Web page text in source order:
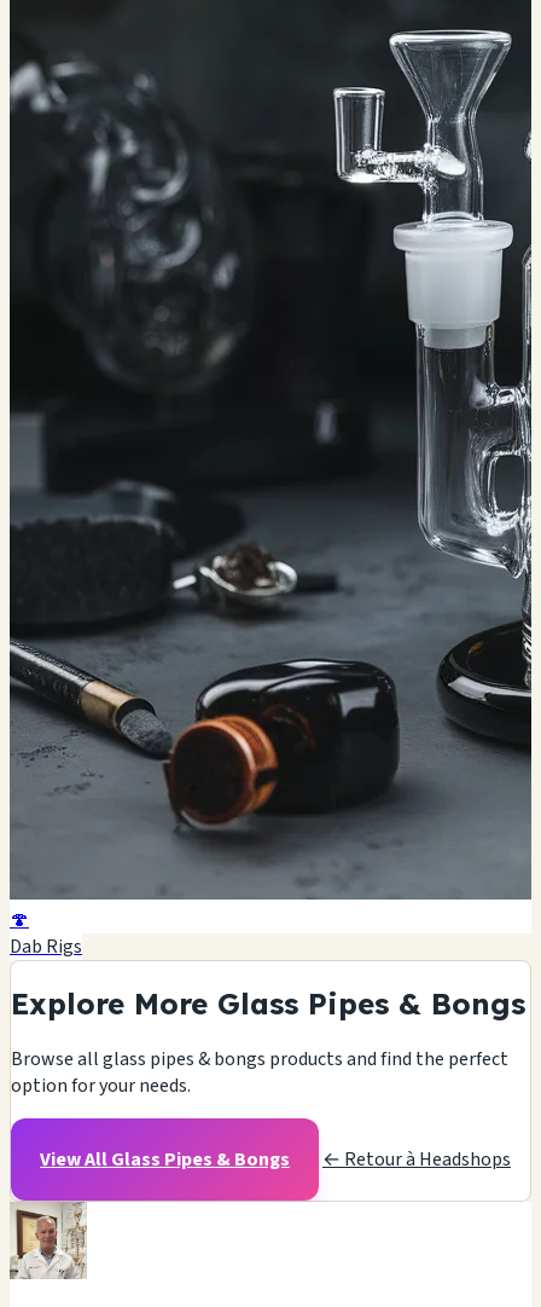
🍄
Dab Rigs
Explore More Glass Pipes & Bongs
Browse all glass pipes & bongs products and find the perfect
option for your needs.
View All Glass Pipes & Bongs ← Retour à Headshops